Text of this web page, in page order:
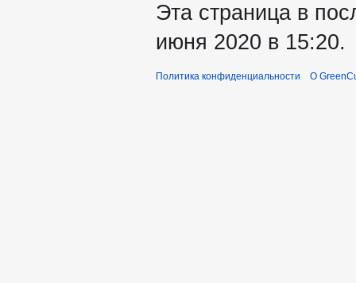
Эта страница в
июня 2020 в 15:20.
Политика конфиденциальности О